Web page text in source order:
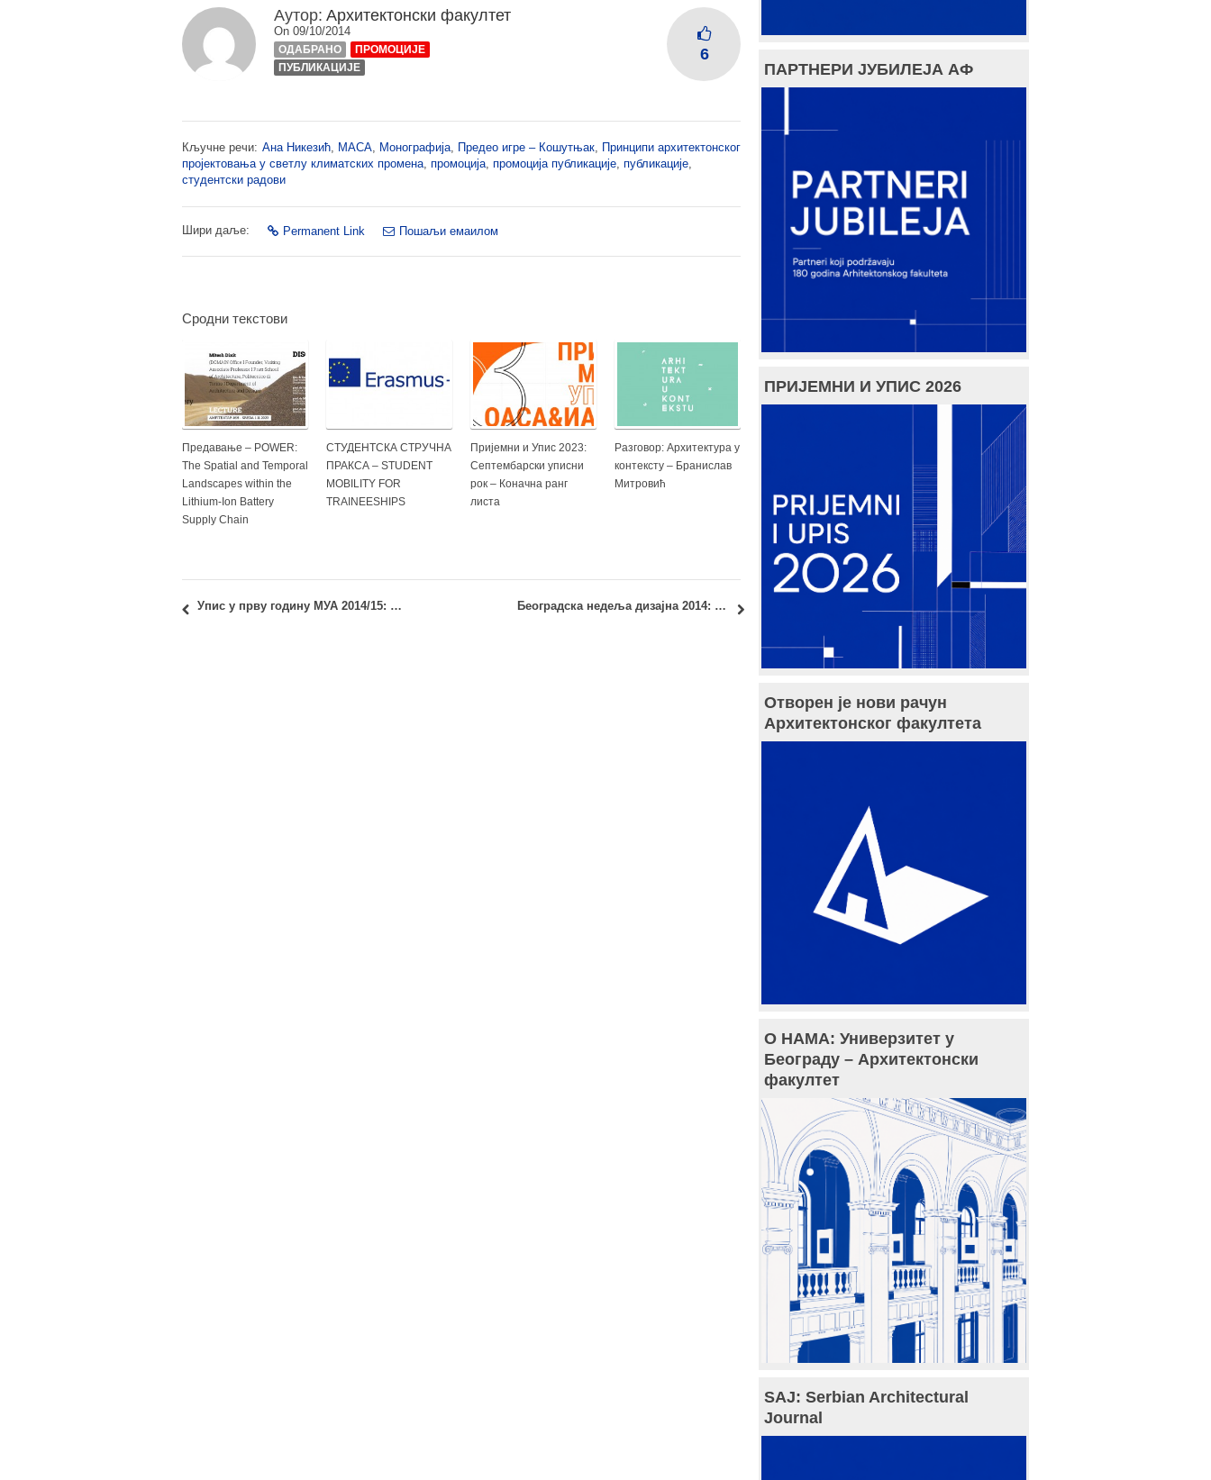
Аутор: Архитектонски факултет
On 09/10/2014
ОДАБРАНО
ПРОМОЦИЈЕ
ПУБЛИКАЦИЈЕ
6
Кључне речи: Ана Никезић, МАСА, Монографија, Предео игре – Кошутњак, Принципи архитектонског
пројектовања у светлу климатских промена, промоција, промоција публикације, публикације,
студентски радови
Шири даље: Permanent Link Пошаљи емаилом
Сродни текстови
Предавање – POWER:
The Spatial and Temporal
Landscapes within the
Lithium-Ion Battery
Supply Chain
СТУДЕНТСКА СТРУЧНА
ПРАКСА – STUDENT
MOBILITY FOR
TRAINEESHIPS
Пријемни и Упис 2023:
Септембарски уписни
рок – Коначна ранг
листа
Разговор: Архитектура у
контексту – Брaнислaв
Mитрoвић
Упис у прву годину МУА 2014/15: Други уписни рок – КОНАЧНА РАНГ ЛИСТА Београдска недеља дизајна 2014: 6–12. октобар
ПАРТНЕРИ ЈУБИЛЕЈА АФ
ПРИЈЕМНИ И УПИС 2026
Отворен је нови рачун
Архитектонског факултета
О НАМА: Универзитет у
Београду – Архитектонски
факултет
SAJ: Serbian Architectural
Journal